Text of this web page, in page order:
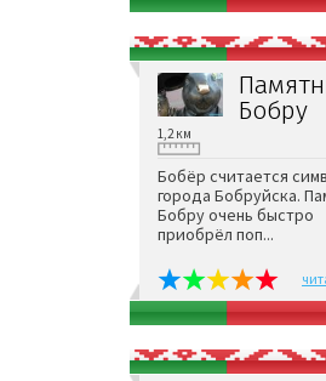
Бобру
1,2 км
Бобёр считается
города Бобруйска.
Бобру очень быстро
приобрёл поп...